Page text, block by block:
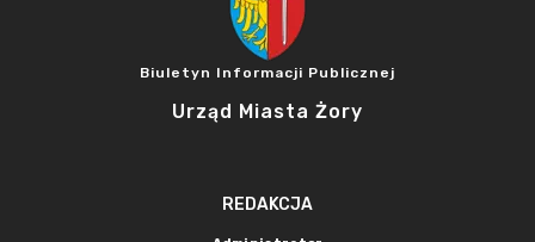
Biuletyn Informacji Publicznej
Urząd Miasta Żory
REDAKCJA